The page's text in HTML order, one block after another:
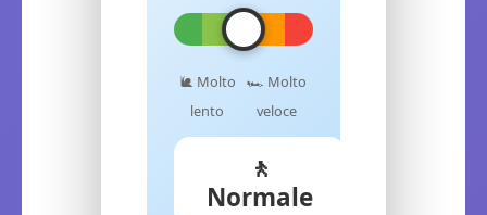
🐌 Molto
lento
🏎️ Molto
veloce
🚶
Normale